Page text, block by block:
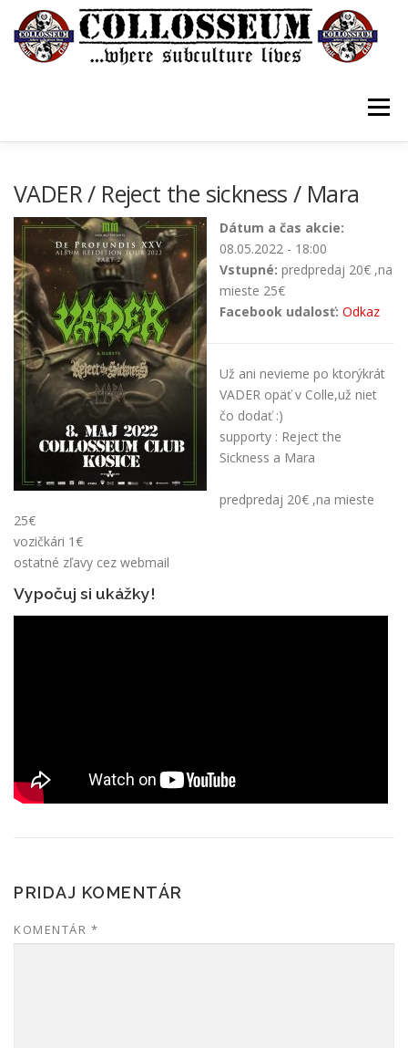
Prejsť
obsah
Menu
KONTAKTY GUESTBOOK GALÉRIA
VADER / Reject the sickness / Mara
Dátum a čas akcie:
08.05.2022 - 18:00
Vstupné: predpredaj 20€ ,na
mieste 25€
Facebook udalosť: Odkaz
Už ani nevieme po ktorýkrát
VADER opäť v Colle,už niet
čo dodať :)
supporty : Reject the
Sickness a Mara
predpredaj 20€ ,na mieste
25€
vozičkári 1€
ostatné zľavy cez webmail
Vypočuj si ukážky!
PRIDAJ KOMENTÁR
KOMENTÁR *